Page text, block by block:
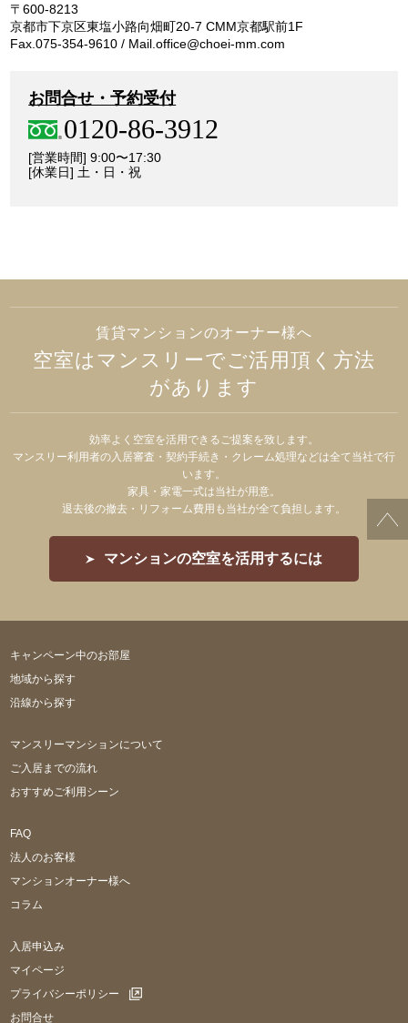
〒600-8213
京都市下京区東塩小路向畑町20-7 CMM京都駅前1F
Fax.075-354-9610 / Mail.office@choei-mm.com
お問合せ・予約受付
0120-86-3912
[営業時間] 9:00〜17:30
[休業日] 土・日・祝
賃貸マンションのオーナー様へ
空室はマンスリーでご活用頂く方法
があります
効率よく空室を活用できるご提案を致します。
マンスリー利用者の入居審査・契約手続き・クレーム処理などは全て当社で行
います。
家具・家電一式は当社が用意。
退去後の撤去・リフォーム費用も当社が全て負担します。
マンションの空室を活用するには
キャンペーン中のお部屋
地域から探す
沿線から探す
マンスリーマンションについて
ご入居までの流れ
おすすめご利用シーン
FAQ
法人のお客様
マンションオーナー様へ
コラム
入居申込み
マイページ
プライバシーポリシー
お問合せ